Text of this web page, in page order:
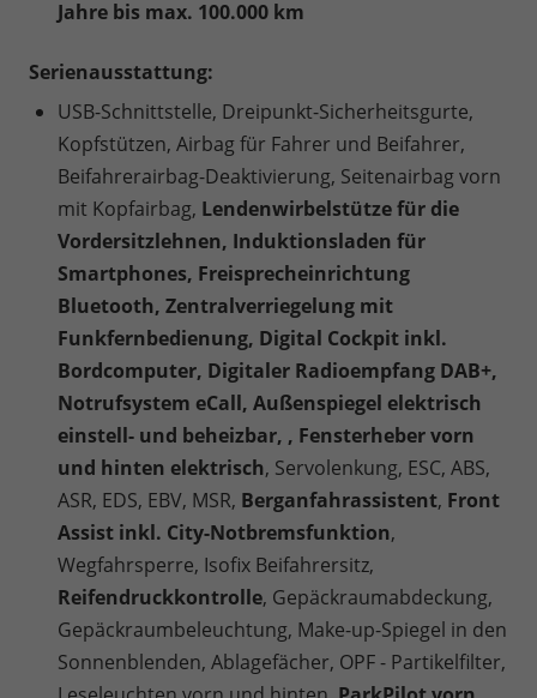
Jahre bis max. 100.000 km
Serienausstattung:
USB-Schnittstelle, Dreipunkt-Sicherheitsgurte,
Kopfstützen, Airbag für Fahrer und Beifahrer,
Beifahrerairbag-Deaktivierung, Seitenairbag vorn
mit Kopfairbag, Lendenwirbelstütze für die
Vordersitzlehnen, Induktionsladen für
Smartphones, Freisprecheinrichtung
Bluetooth, Zentralverriegelung mit
Funkfernbedienung, Digital Cockpit inkl.
Bordcomputer, Digitaler Radioempfang DAB+,
Notrufsystem eCall, Außenspiegel elektrisch
einstell- und beheizbar, , Fensterheber vorn
und hinten elektrisch, Servolenkung, ESC, ABS,
ASR, EDS, EBV, MSR, Berganfahrassistent, Front
Assist inkl. City-Notbremsfunktion,
Wegfahrsperre, Isofix Beifahrersitz,
Reifendruckkontrolle, Gepäckraumabdeckung,
Gepäckraumbeleuchtung, Make-up-Spiegel in den
Sonnenblenden, Ablagefächer, OPF - Partikelfilter,